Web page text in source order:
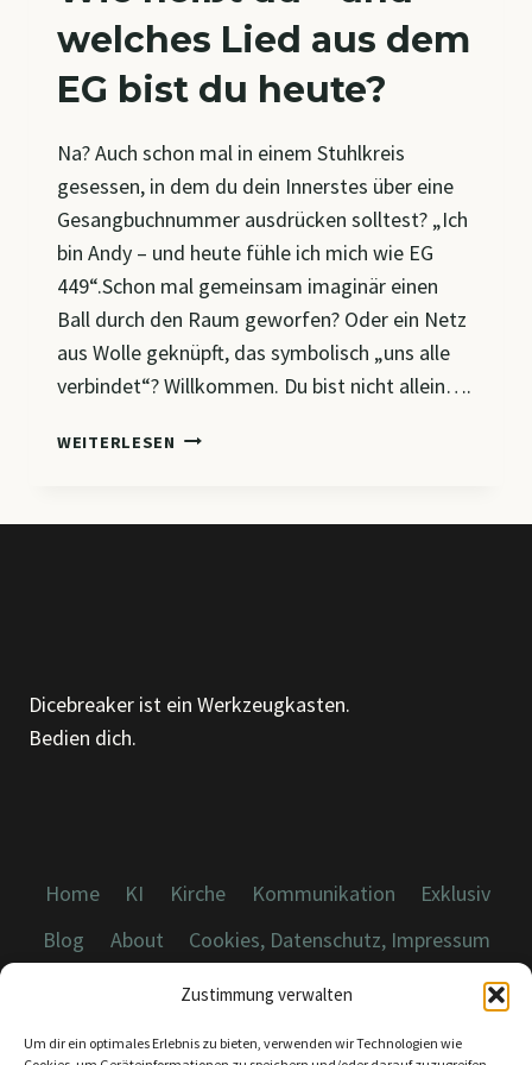
Zustimmung verwalten
Um dir ein optimales Erlebnis zu bieten, verwenden wir Technologien wie
welches Lied aus dem
EG bist du heute?
Na? Auch schon mal in einem Stuhlkreis
gesessen, in dem du dein Innerstes über eine
Gesangbuchnummer ausdrücken solltest? „Ich
bin Andy – und heute fühle ich mich wie EG
449“.Schon mal gemeinsam imaginär einen
Ball durch den Raum geworfen? Oder ein Netz
aus Wolle geknüpft, das symbolisch „uns alle
verbindet“? Willkommen. Du bist nicht allein….
WEITERLESEN WIE
IST D
Dicebreaker ist ein Werkzeugkasten.
Bedien dich.
Home KI Kirche Kommunikation
Exklusiv
Blog
About Cookies, Datenschutz, Impressum